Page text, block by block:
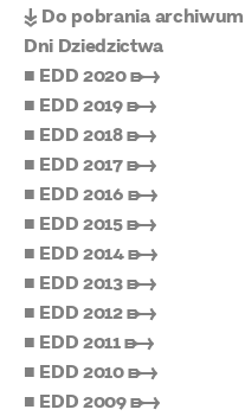
↡ Do pobrania
Dni Dziedzictwa
■ EDD 2020 ➸
■ EDD 2019 ➸
■ EDD 2018 ➸
■ EDD 2017 ➸
■ EDD 2016 ➸
■ EDD 2015 ➸
■ EDD 2014 ➸
■ EDD 2013 ➸
■ EDD 2012 ➸
■ EDD 2011 ➸
■ EDD 2010 ➸
■ EDD 2009 ➸